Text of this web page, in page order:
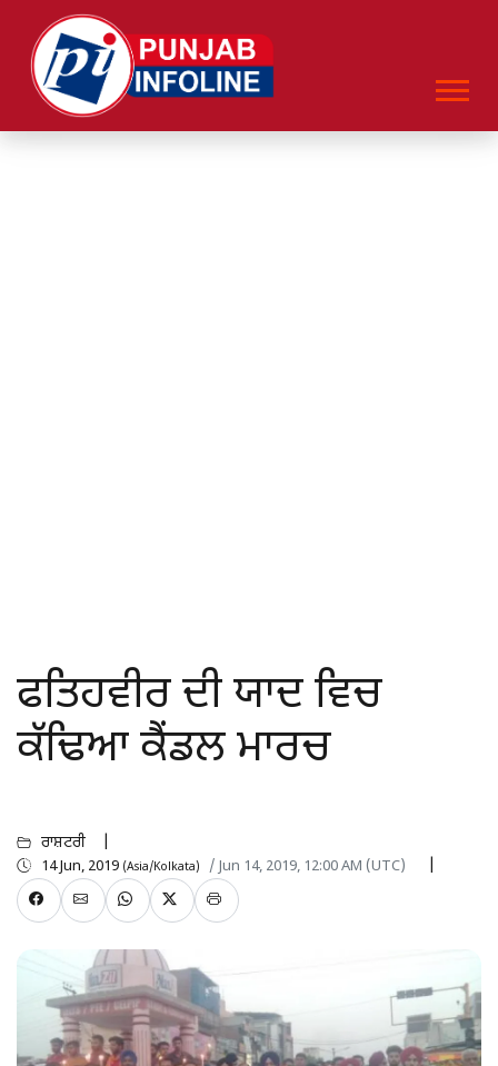
ਫਤਿਹਵੀਰ ਦੀ ਯਾਦ ਵਿਚ
ਕੱਢਿਆ ਕੈਂਡਲ ਮਾਰਚ
ਰਾਸ਼ਟਰੀ
14 Jun, 2019 (Asia/Kolkata) / Jun 14, 2019, 12:00 AM (UTC)